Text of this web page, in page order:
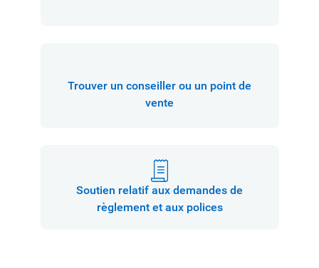
Trouver un conseiller ou un point de
vente
Soutien relatif aux demandes de
règlement et aux polices